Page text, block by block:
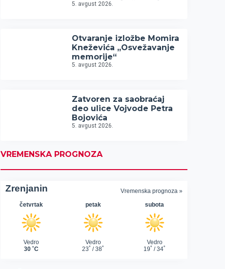
5. avgust 2026.
Otvaranje izložbe Momira
Kneževića „Osvežavanje
memorije“
5. avgust 2026.
Zatvoren za saobraćaj
deo ulice Vojvode Petra
Bojovića
5. avgust 2026.
VREMENSKA PROGNOZA